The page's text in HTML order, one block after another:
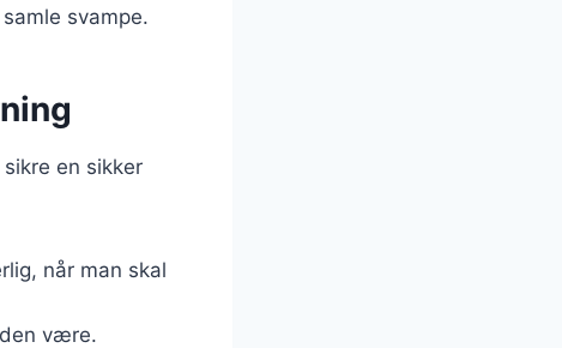
svampe.
en sikker
når man skal
være.